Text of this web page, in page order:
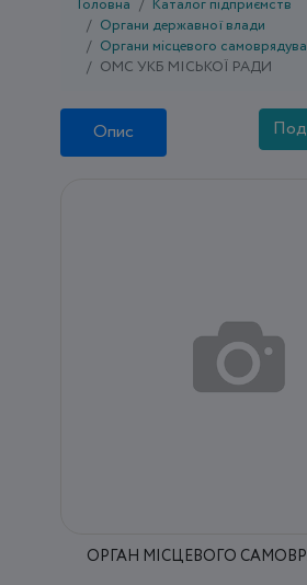
Головна
Каталог підприємств
Органи державної влади
Органи місцевого
ОМС УКБ МІСЬКОЇ РАДИ
Опис
ОРГАН МІСЦЕВОГО